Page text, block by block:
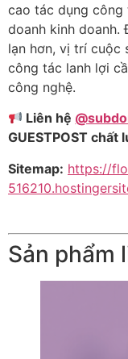
cao tác dụng
doanh kinh doanh.
lạn hơn, vị trí cuộc
công tác lanh lợi
công nghệ.
Liên hệ
GUESTPOST chất
Sitemap: https://
Sản phẩm